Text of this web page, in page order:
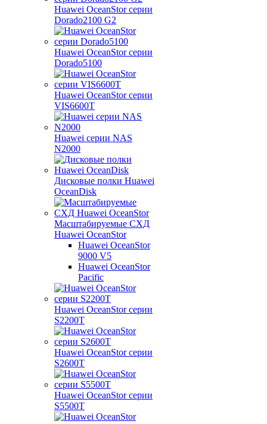
Huawei OceanStor серии
Dorado2100 G2
Huawei OceanStor серии
Dorado5100
Huawei OceanStor серии
VIS6600T
Huawei серии NAS
N2000
Дисковые полки Huawei
OceanDisk
Масштабируемые СХД
Huawei OceanStor
Huawei OceanStor
9000 V5
Huawei OceanStor
Pacific
Huawei OceanStor серии
S2200T
Huawei OceanStor серии
S2600T
Huawei OceanStor серии
S5500T